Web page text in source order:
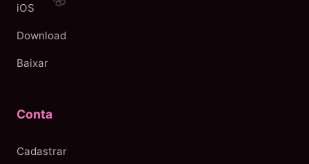
iOS
Download
Baixar
Conta
Cadastrar